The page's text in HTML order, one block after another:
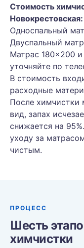
Стоимость
Новокрестовская:
Односпальный
Двуспальный
Матрас 180×200
уточняйте по
В стоимость
расходные
После химчистки
вид, запах
снижается на
уходу за
чистым.
ПРОЦЕСС
Шесть
химчистки